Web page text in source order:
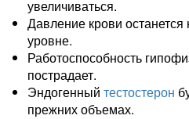
увеличиваться.
Давление крови
уровне.
Работоспособность
пострадает.
Эндогенный тестостерон
прежних объемах.